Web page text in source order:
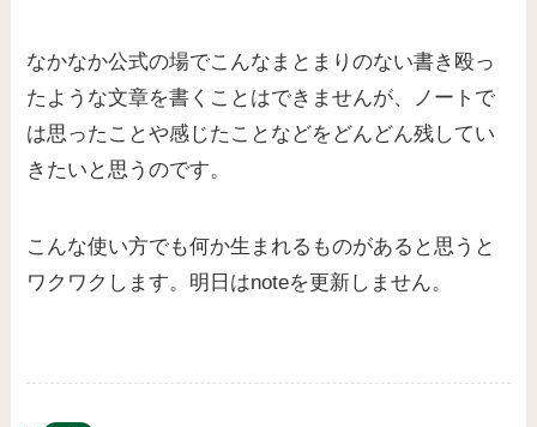
なかなか公式の場でこんなまとまりのない書き殴っ
たような文章を書くことはできませんが、ノートで
は思ったことや感じたことなどをどんどん残してい
きたいと思うのです。
こんな使い方でも何か生まれるものがあると思うと
ワクワクします。明日はnoteを更新しません。